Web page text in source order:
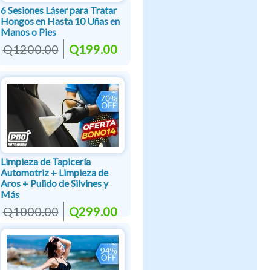
6 Sesiones Láser para Tratar
Hongos en Hasta 10 Uñas en
Manos o Pies
Q1200.00 Q199.00
Limpieza de Tapicería
Automotriz + Limpieza de
Aros + Pulido de Silvines y
Más
Q1000.00 Q299.00